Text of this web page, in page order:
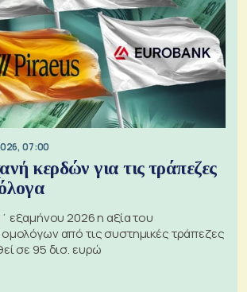
07:00
κερδών για τις τράπεζες
εξαμήνου 2026 η αξία του
από τις συστημικές τράπεζες
σε 95 δισ. ευρώ